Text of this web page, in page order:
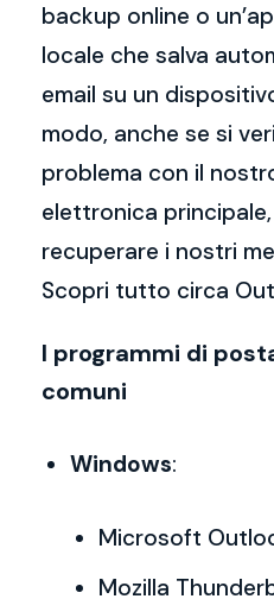
backup online o
locale che salva
email su un
modo, anche se si
problema con il
elettronica
recuperare i nostri
Scopri tutto circa
I programmi di
comuni
Windows:
Microsoft
Mozilla